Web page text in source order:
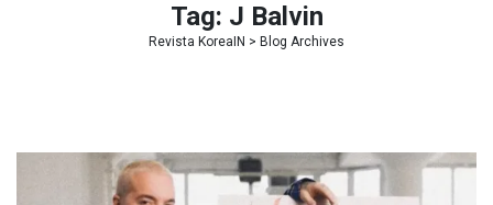
Tag: J Balvin
Revista KoreaIN > Blog Archives